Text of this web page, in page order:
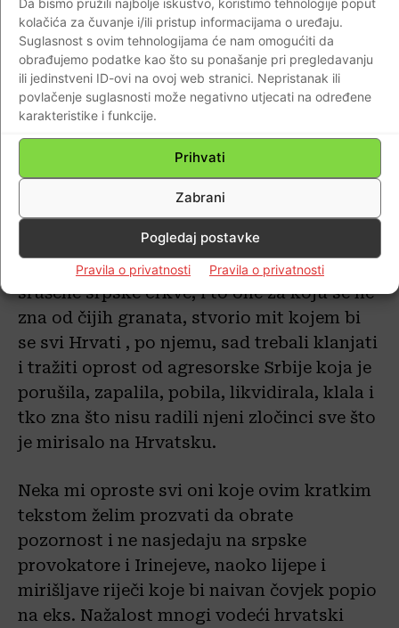
kolačića za čuvanje i/ili pristup informacijama o uređaju.
Suglasnost s ovim tehnologijama će nam omogućiti da
obrađujemo podatke kao što su ponašanje pri pregledavanju
ili jedinstveni ID-ovi na ovoj web stranici. Nepristanak ili
povlačenje suglasnosti može negativno utjecati na određene
karakteristike i funkcije.
Prihvati
Zabrani
Pogledaj postavke
Pravila o privatnosti Pravila o privatnosti
Vjerojatno su na te riječi patrijarha Srpske
pravoslavne crkve svi nazočni pljeskali, tim
prije jer nigdje nismo čuli da je netko od
njih izjavio:Čekajte gospodine Irinej,
vratimo se mi malo u vrijeme od prije 23
godine, odnosno u ratne godine srpske
agresije na Hrvatsku od 1991.-1995.
Srbi koje predstavlja Irinej su u Hrvatskoj
rušili sve pred sobom, dok Irinej od jedne
srušene srpske crkve, i to one za koju se ne
zna od čijih granata, stvorio mit kojem bi
se svi Hrvati , po njemu, sad trebali klanjati
i tražiti oprost od agresorske Srbije koja je
porušila, zapalila, pobila, likvidirala, klala i
tko zna što nisu radili njeni zločinci sve što
je mirisalo na Hrvatsku.
Neka mi oproste svi oni koje ovim kratkim
tekstom želim prozvati da obrate
pozornost i ne nasjedaju na srpske
provokatore i Irinejeve, naoko lijepe i
mirišljave riječi koje bi naivan čovjek popio
na eks. Nažalost mnogi vodeći hrvatski